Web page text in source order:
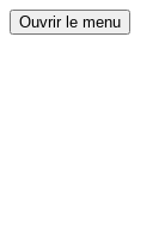
Ouvrir le menu